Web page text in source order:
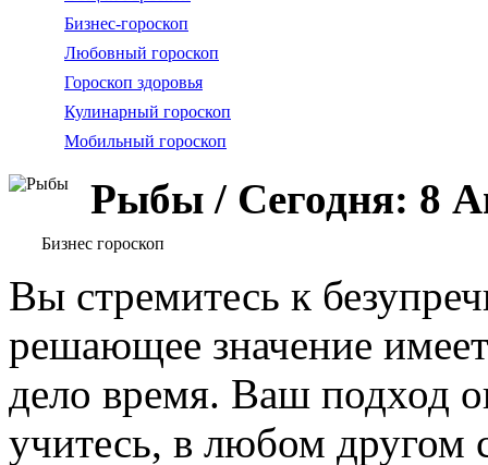
Бизнес-гороскоп
Любовный гороскоп
Гороскоп здоровья
Кулинарный гороскоп
Мобильный гороскоп
Рыбы / Сегодня: 8
Бизнес гороскоп
Вы стремитесь к
решающее значение
дело время. Ваш подход
учитесь, в любом другом